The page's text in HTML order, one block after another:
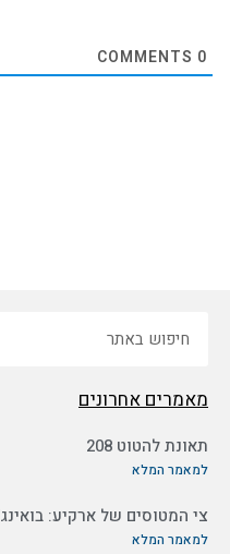
0
מאמרים אחרונים
תאונת להטוט 208
למאמר המלא
צי המטוסים של ארקיע: בואינג787 EI-NEW
למאמר המלא